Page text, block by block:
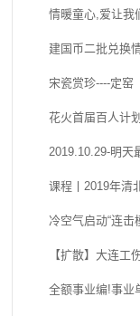
情暖童心,爱让我
建国币二批兑换
宋瓷赏珍----定窑
花火首届百人计
2019.10.29-明天
课程丨2019年清
冷空气启动“连击
【扩散】大连
全额事业编!事业